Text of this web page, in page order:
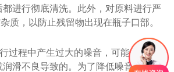
进行彻底清洗。此外，对原料进行严
质，以防止残留物出现在瓶子口部。
过程中产生过大的噪音，可能是由于设
滑不良导致的。为了降低噪音，可以